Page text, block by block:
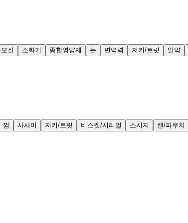
질 소화기 종합영양제 눈 면역력 저키/트릿 알약
껌 사사미 저키/트릿 비스켓/시리얼 소시지 캔/파우치